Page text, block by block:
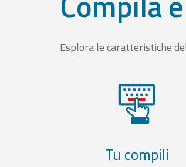
Esplora le caratteristiche
Tu compili